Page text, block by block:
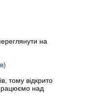
на
тому відкрито
над